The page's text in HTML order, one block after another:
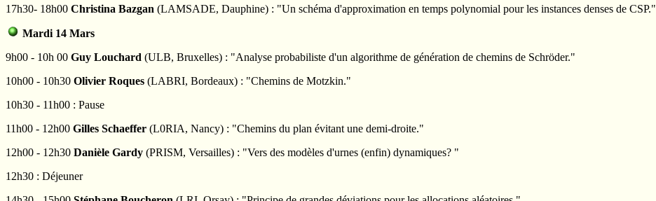
17h30- 18h00 Christina Bazgan (LAMSADE, Dauphine) : "Un schéma d'approximation en temps polynomial pour les instances denses de CSP."
Mardi 14 Mars
9h00 - 10h 00 Guy Louchard (ULB, Bruxelles) : "Analyse probabiliste d'un algorithme de génération de chemins de Schröder."
10h00 - 10h30 Olivier Roques (LABRI, Bordeaux) : "Chemins de Motzkin."
10h30 - 11h00 : Pause
11h00 - 12h00 Gilles Schaeffer (L0RIA, Nancy) : "Chemins du plan évitant une demi-droite."
12h00 - 12h30 Danièle Gardy (PRISM, Versailles) : "Vers des modèles d'urnes (enfin) dynamiques? "
12h30 : Déjeuner